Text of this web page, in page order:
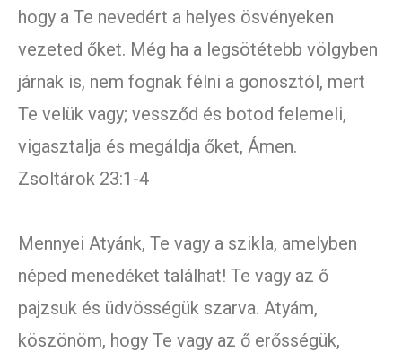
hogy a Te nevedért a helyes ösvényeken
vezeted őket. Még ha a legsötétebb völgyben
járnak is, nem fognak félni a gonosztól, mert
Te velük vagy; vessződ és botod felemeli,
vigasztalja és megáldja őket, Ámen.
Zsoltárok 23:1-4
Mennyei Atyánk, Te vagy a szikla, amelyben
néped menedéket találhat! Te vagy az ő
pajzsuk és üdvösségük szarva. Atyám,
köszönöm, hogy Te vagy az ő erősségük,